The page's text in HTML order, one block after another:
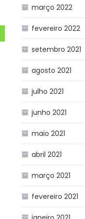
março 2022
fevereiro 2022
setembro 2021
agosto 2021
julho 2021
junho 2021
maio 2021
abril 2021
março 2021
fevereiro 2021